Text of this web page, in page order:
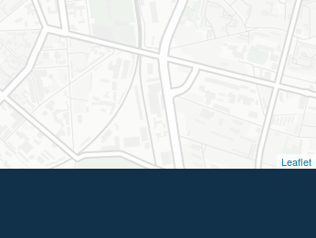
Leaflet